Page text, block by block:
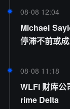
08-08 12:04
Michael
停滞不前或
08-08 11:18
WLFI 财库公
rime Delta